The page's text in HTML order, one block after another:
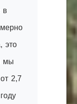
в
это
мы
2,7